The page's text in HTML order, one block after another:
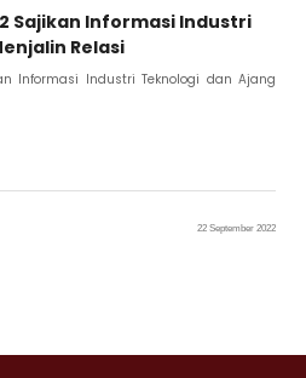
Sajikan Informasi Industri
Relasi
Informasi Industri Teknologi dan Ajang
22 September 2022